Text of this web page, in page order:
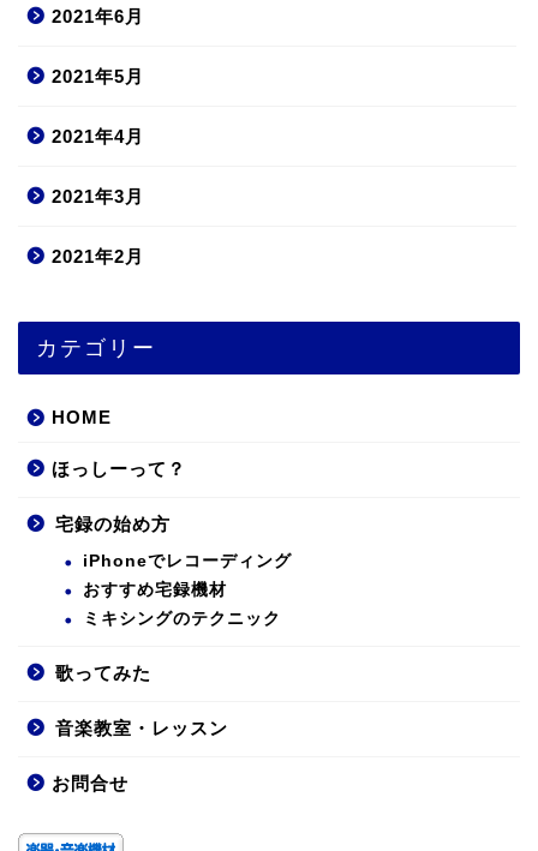
2021年6月
2021年5月
2021年4月
2021年3月
2021年2月
カテゴリー
HOME
ほっしーって？
宅録の始め方
iPhoneでレコーディング
おすすめ宅録機材
ミキシングのテクニック
歌ってみた
音楽教室・レッスン
お問合せ